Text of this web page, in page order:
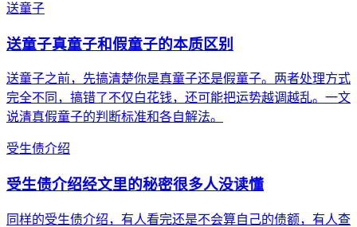
送童子
送童子真童子和假童子的本质区别
送童子之前，先搞清楚你是真童子还是假童子。两者处理方式
完全不同，搞错了不仅白花钱，还可能把运势越调越乱。一文
说清真假童子的判断标准和各自解法。
受生债介绍
受生债介绍经文里的秘密很多人没读懂
同样的受生债介绍，有人看完还是不会算自己的债额，有人查